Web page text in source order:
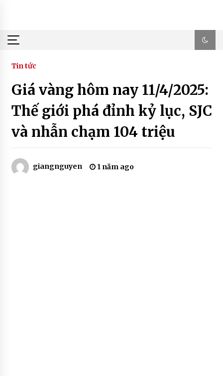
Tin tức
Giá vàng hôm nay 11/4/2025:
Thế giới phá đỉnh kỷ lục, SJC
và nhẫn chạm 104 triệu
giangnguyen 1 năm ago